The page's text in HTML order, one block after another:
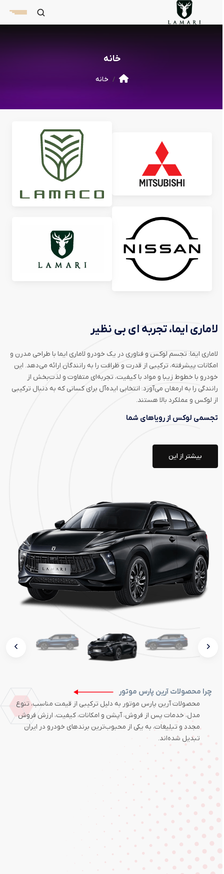
خانه
خانه
لاماری ایما، تجربه ای بی نظیر
لاماری ایما: تجسم لوکس و فناوری در یک خودرو لاماری ایما با طراحی مدرن و
امکانات پیشرفته، ترکیبی از قدرت و ظرافت را به رانندگان ارائه می‌دهد. این
خودرو با خطوط زیبا و مواد با کیفیت، تجربه‌ای متفاوت و لذت‌بخش از
رانندگی را به ارمغان می‌آورد. انتخابی ایده‌آل برای کسانی که به دنبال ترکیبی
از لوکس و عملکرد بالا هستند.
تجسمی لوکس از رویاهای شما
بیشتر از این
چرا محصولات آرین پارس موتور
محصولات آرین پارس موتور به دلیل ترکیبی از قیمت مناسب، تنوع
مدل، خدمات پس از فروش، آپشن و امکانات، کیفیت، ارزش فروش
مجدد و تبلیغات، به یکی از محبوب‌ترین برندهای خودرو در ایران
تبدیل شده‌اند.